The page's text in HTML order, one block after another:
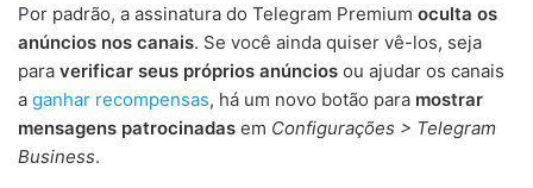
Por padrão, a assinatura do Telegram Premium oculta os
anúncios nos canais. Se você ainda quiser vê-los, seja
para verificar seus próprios anúncios ou ajudar os canais
a ganhar recompensas, há um novo botão para mostrar
mensagens patrocinadas em Configurações > Telegram
Business.